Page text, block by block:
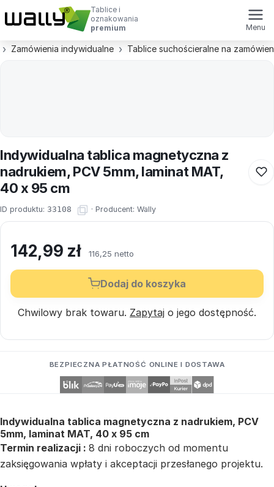
Tablice i
oznakowania
premium
Menu
Zamówienia indywidualne Tablice suchościeralne na
Indywidualna tablica magnetyczna z
nadrukiem, PCV 5mm, laminat MAT,
40 x 95 cm
ID produktu: 33108 · Producent: Wally
142,99 zł 116,25 netto
Dodaj do koszyka
Chwilowy brak towaru. Zapytaj o jego dostępność.
BEZPIECZNA PŁATNOŚĆ ONLINE I DOSTAWA
Indywidualna tablica magnetyczna z nadrukiem, PCV
5mm, laminat MAT, 40 x 95 cm
Termin realizacji : 8 dni roboczych od momentu
zaksięgowania wpłaty i akceptacji przesłanego projektu.